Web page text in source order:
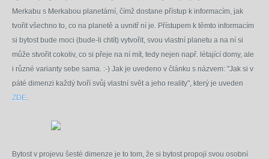
Merkabu s Merkabou planetární, čímž dostane přístup k informacím, jak
tvořit všechno to, co na planetě a uvnitř ní je. Přístupem k těmto informacím
si bytost bude moci (bude-li chtít) vytvořit, svou vlastní planetu a na ní si
může stvořit cokoliv, co si přeje na ní mít, tedy nejen např. létající domy, ale
i různé varianty sebe sama. :-) Jak je uvedeno v článku s názvem: "Jak si v
páté dimenzi každý tvoří svůj vlastní svět a jeho reality", který je uveden
ZDE.
Bytost v projevu šesté dimenze je to tom, že si bytost propojí svou osobní